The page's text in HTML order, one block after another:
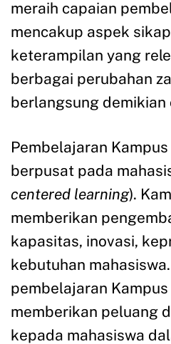
meraih capaian
mencakup aspek
keterampilan yang
berbagai perubahan
berlangsung demikian
Pembelajaran
berpusat pada
centered learning).
memberikan
kapasitas, inovasi,
kebutuhan
pembelajaran
memberikan peluang
kepada mahasiswa